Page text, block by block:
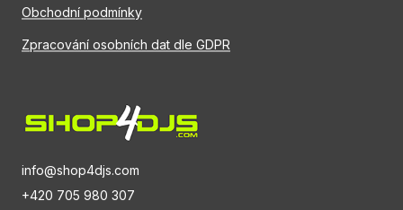
info@shop4djs.com
+420 705 980 307
Obchodní podmínky
Zpracování osobních dat dle GDPR